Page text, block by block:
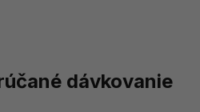
dávkovanie